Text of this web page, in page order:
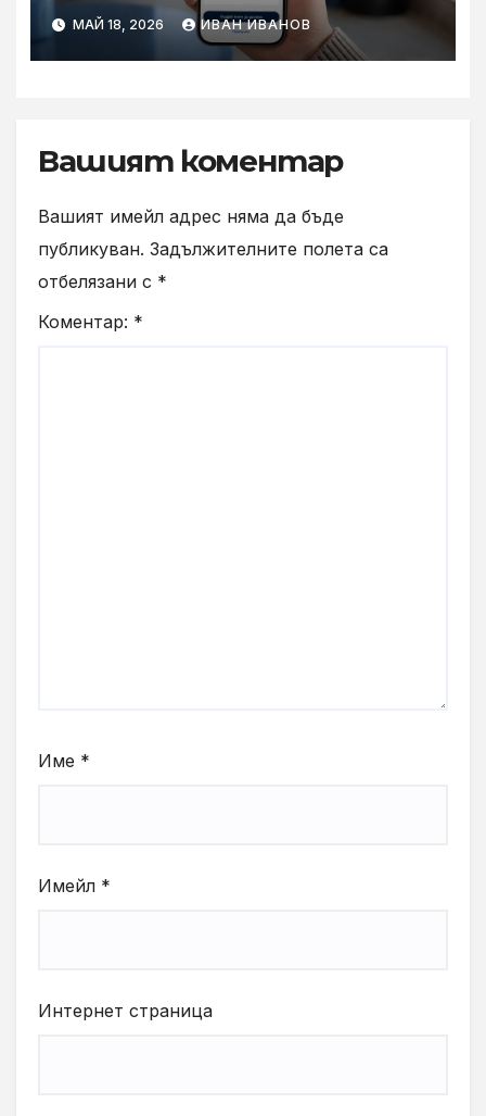
приложението Yettel без
парола
МАЙ 18, 2026 ИВАН ИВАНОВ
Вашият коментар
Вашият имейл адрес няма да бъде
публикуван. Задължителните полета са
отбелязани с *
Коментар: *
Име *
Имейл *
Интернет страница